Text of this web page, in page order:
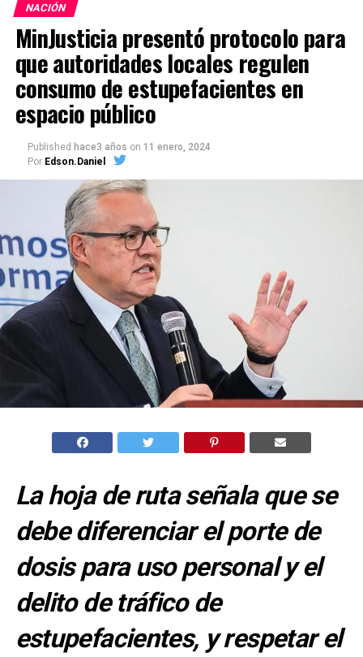
NACIÓN
MinJusticia presentó protocolo para
que autoridades locales regulen
consumo de estupefacientes en
espacio público
Published hace3 años on 11 enero, 2024
Por Edson.Daniel
La hoja de ruta señala que se
debe diferenciar el porte de
dosis para uso personal y el
delito de tráfico de
estupefacientes, y respetar el